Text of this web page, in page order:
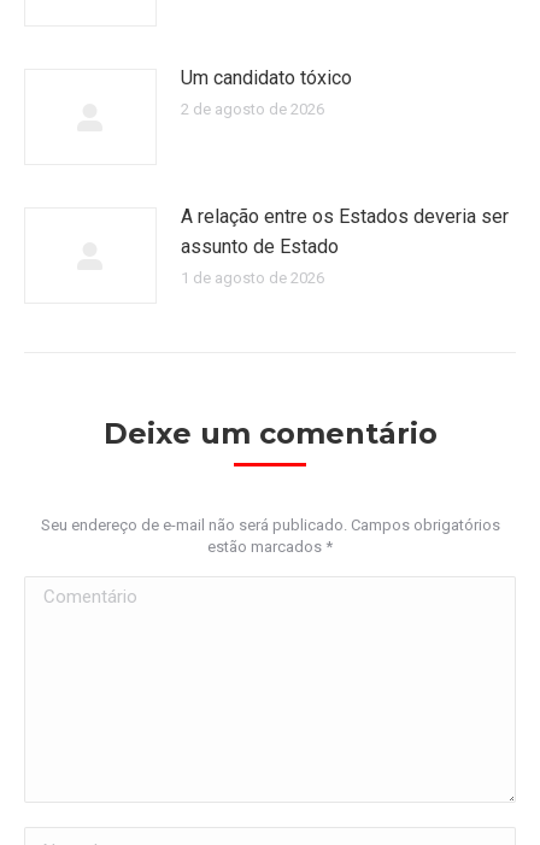
Um candidato tóxico
2 de agosto de 2026
A relação entre os Estados deveria ser
assunto de Estado
1 de agosto de 2026
Deixe um comentário
Seu endereço de e-mail não será publicado. Campos obrigatórios
estão marcados *
Comentário